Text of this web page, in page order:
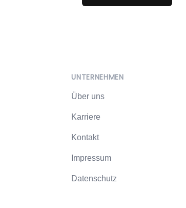
UNTERNEHMEN
Über uns
Karriere
Kontakt
Impressum
Datenschutz